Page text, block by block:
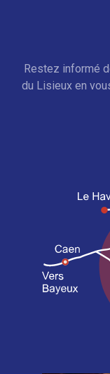
Restez informé
du Lisieux en